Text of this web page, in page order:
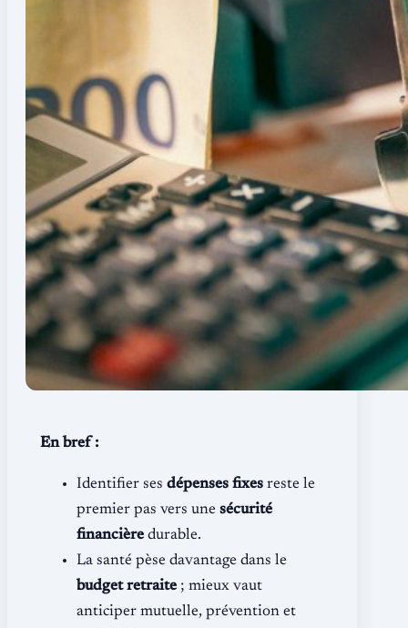
En bref :
Identifier ses dépenses fixes reste le
premier pas vers une sécurité
financière durable.
La santé pèse davantage dans le
budget retraite ; mieux vaut
anticiper mutuelle, prévention et